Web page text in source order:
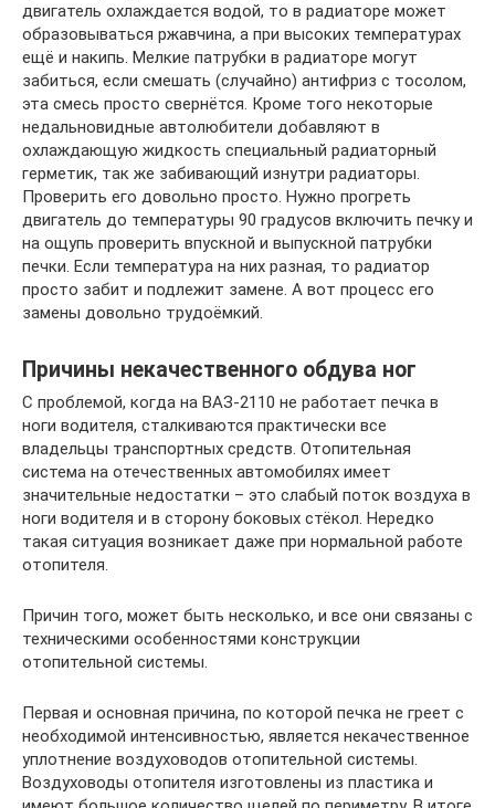
двигатель охлаждается водой, то в радиаторе может
образовываться ржавчина, а при высоких температурах
ещё и накипь. Мелкие патрубки в радиаторе могут
забиться, если смешать (случайно) антифриз с тосолом,
эта смесь просто свернётся. Кроме того некоторые
недальновидные автолюбители добавляют в
охлаждающую жидкость специальный радиаторный
герметик, так же забивающий изнутри радиаторы.
Проверить его довольно просто. Нужно прогреть
двигатель до температуры 90 градусов включить печку и
на ощупь проверить впускной и выпускной патрубки
печки. Если температура на них разная, то радиатор
просто забит и подлежит замене. А вот процесс его
замены довольно трудоёмкий.
Причины некачественного обдува ног
С проблемой, когда на ВАЗ-2110 не работает печка в
ноги водителя, сталкиваются практически все
владельцы транспортных средств. Отопительная
система на отечественных автомобилях имеет
значительные недостатки – это слабый поток воздуха в
ноги водителя и в сторону боковых стёкол. Нередко
такая ситуация возникает даже при нормальной работе
отопителя.
Причин того, может быть несколько, и все они связаны с
техническими особенностями конструкции
отопительной системы.
Первая и основная причина, по которой печка не греет с
необходимой интенсивностью, является некачественное
уплотнение воздуховодов отопительной системы.
Воздуховоды отопителя изготовлены из пластика и